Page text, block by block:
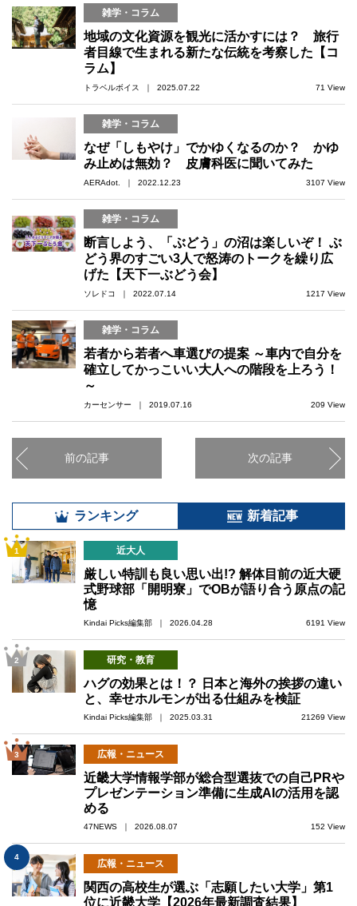
雑学・コラム
地域の文化資源を観光に活かすには？ 旅行
者目線で生まれる新たな伝統を考察した【コ
ラム】
トラベルボイス ｜ 2025.07.22 71 View
雑学・コラム
なぜ「しもやけ」でかゆくなるのか？ かゆ
み止めは無効？ 皮膚科医に聞いてみた
AERAdot. ｜ 2022.12.23 3107 View
雑学・コラム
断言しよう、「ぶどう」の沼は楽しいぞ！ ぶ
どう界のすごい3人で怒涛のトークを繰り広
げた【天下一ぶどう会】
ソレドコ ｜ 2022.07.14 1217 View
雑学・コラム
若者から若者へ車選びの提案 ～車内で自分を
確立してかっこいい大人への階段を上ろう！
～
カーセンサー ｜ 2019.07.16 209 View
前の記事 次の記事
ランキング 新着記事
1 近大人
厳しい特訓も良い思い出!? 解体目前の近大硬
式野球部「開明寮」でOBが語り合う原点の記
憶
Kindai Picks編集部 ｜ 2026.04.28 6191 View
2 研究・教育
ハグの効果とは！？ 日本と海外の挨拶の違い
と、幸せホルモンが出る仕組みを検証
Kindai Picks編集部 ｜ 2025.03.31 21269 View
3 広報・ニュース
近畿大学情報学部が総合型選抜での自己PRや
プレゼンテーション準備に生成AIの活用を認
める
47NEWS ｜ 2026.08.07 152 View
4
広報・ニュース
関西の高校生が選ぶ「志願したい大学」第1
位に近畿大学【2026年最新調査結果】